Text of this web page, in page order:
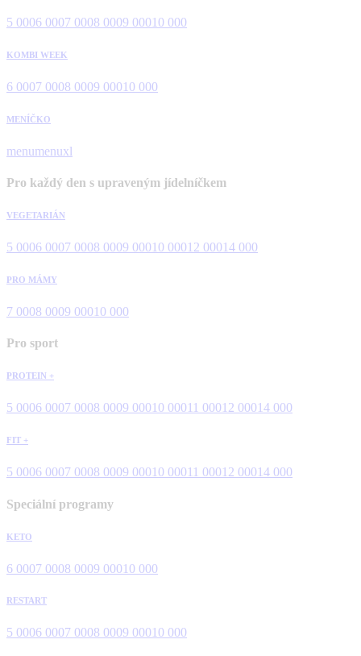
5 0006 0007 0008 0009 00010 000
KOMBI WEEK
6 0007 0008 0009 00010 000
MENÍČKO
menumenuxl
Pro každý den s upraveným jídelníčkem
VEGETARIÁN
5 0006 0007 0008 0009 00010 00012 00014 000
PRO MÁMY
7 0008 0009 00010 000
Pro sport
PROTEIN +
5 0006 0007 0008 0009 00010 00011 00012 00014 000
FIT +
5 0006 0007 0008 0009 00010 00011 00012 00014 000
Speciální programy
KETO
6 0007 0008 0009 00010 000
RESTART
5 0006 0007 0008 0009 00010 000